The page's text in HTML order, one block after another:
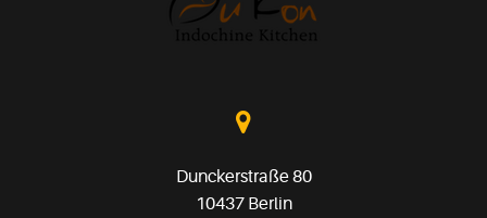
Dunckerstraße 80
10437 Berlin